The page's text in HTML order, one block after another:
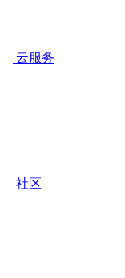
云服务
社区